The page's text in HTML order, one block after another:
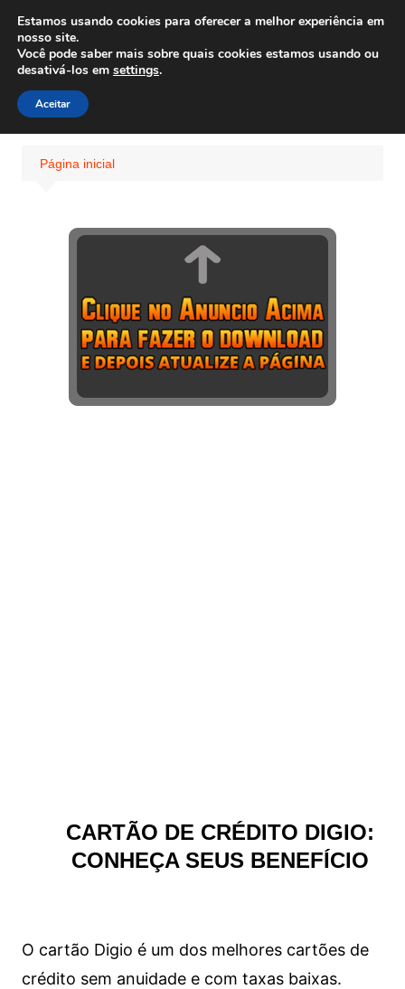
para
conteúdo
Wiley Wales
corais algas e vida marinha
Página inicial
CARTÃO DE CRÉDITO DIGIO:
CONHEÇA SEUS BENEFÍCIO
O cartão Digio é um dos melhores cartões de
crédito sem anuidade e com taxas baixas.
Estamos usando cookies para oferecer a melhor experiência em
nosso site.
Você pode saber mais sobre quais cookies estamos usando ou
desativá-los em settings.
Aceitar